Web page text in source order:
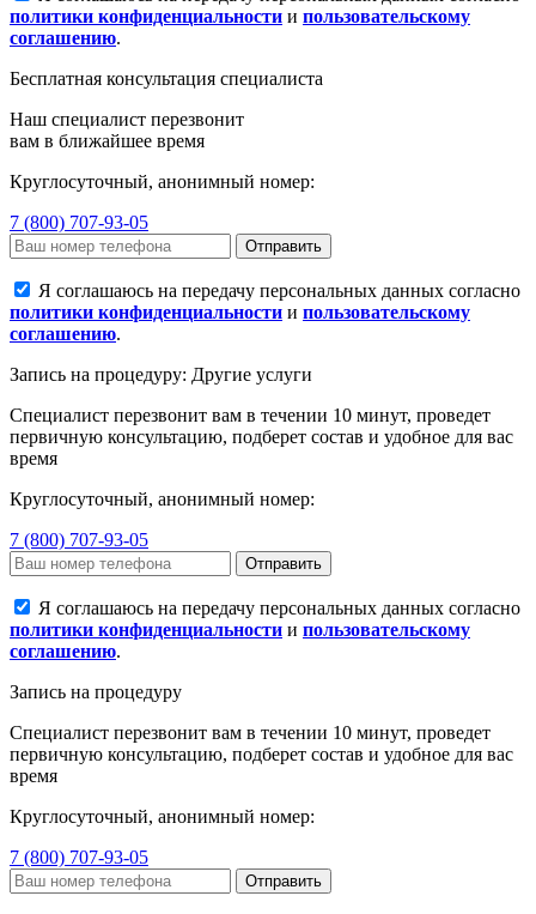
политики конфиденциальности и пользовательскому
соглашению.
Бесплатная консультация специалиста
Наш специалист перезвонит
вам в ближайшее время
Круглосуточный, анонимный номер:
7 (800) 707-93-05
Отправить
Я соглашаюсь на передачу персональных данных согласно
политики конфиденциальности и пользовательскому
соглашению.
Запись на процедуру: Другие услуги
Специалист перезвонит вам в течении 10 минут, проведет
первичную консультацию, подберет состав и удобное для вас
время
Круглосуточный, анонимный номер:
7 (800) 707-93-05
Отправить
Я соглашаюсь на передачу персональных данных согласно
политики конфиденциальности и пользовательскому
соглашению.
Запись на процедуру
Специалист перезвонит вам в течении 10 минут, проведет
первичную консультацию, подберет состав и удобное для вас
время
Круглосуточный, анонимный номер:
7 (800) 707-93-05
Отправить